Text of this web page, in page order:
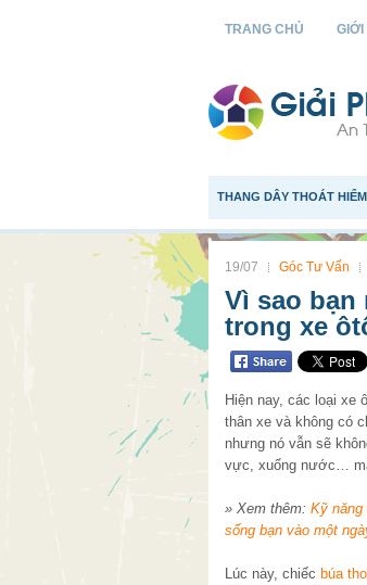
TRANG CHỦ GIỚI
THANG DÂY THOÁT HIỂM
19/07 Góc Tư Vấn
Vì sao bạn
trong xe
Hiện nay, các loại xe
thân xe và không có
nhưng nó vẫn sẽ
vực, xuống nước…
» Xem thêm: Kỹ năng
sống bạn vào một
Lúc này, chiếc búa